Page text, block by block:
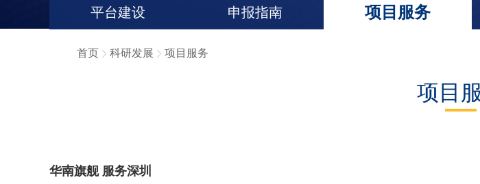
平台建设 申报指南 项目服务
首页 科研发展 项目服务
项目
华南旗舰 服务深圳